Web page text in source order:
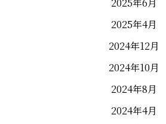
2025年4月
2024年12月
2024年10月
2024年8月
2024年4月